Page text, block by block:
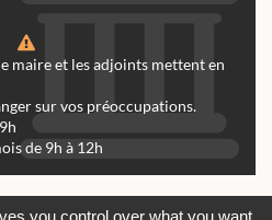
maire et les adjoints mettent en
sur vos préoccupations.
de 9h à 12h
you control over what you want